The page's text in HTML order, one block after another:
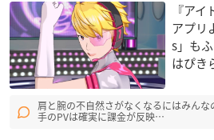
『ア
アプリ
s」も
はぴき
肩と腕の不自然さがなくなるにはみん
手のPVは確実に課金が反映…